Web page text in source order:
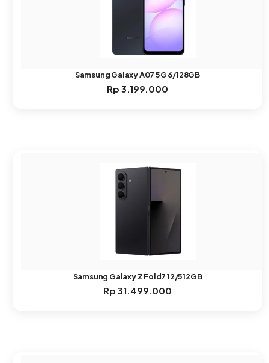
Samsung Galaxy A07 5G 6/128GB
Rp 3.199.000
Samsung Galaxy Z Fold7 12/512GB
Rp 31.499.000